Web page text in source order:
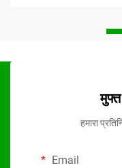
हमारा
Email